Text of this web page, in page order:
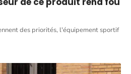
des priorités, l'équipement sportif